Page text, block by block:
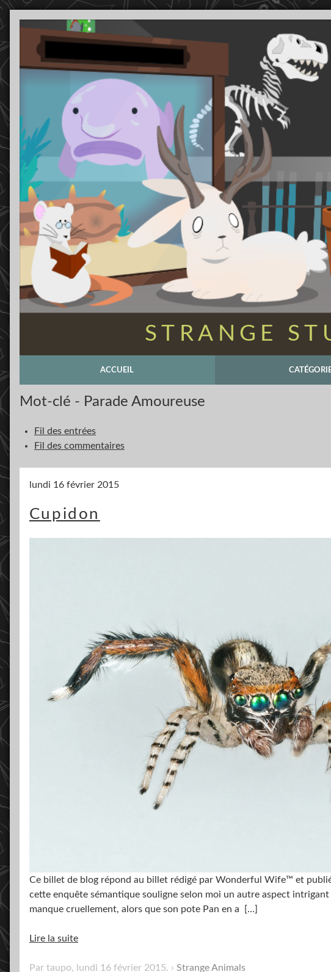
STRANGE
ACCUEIL
Mot-clé - Parade Amoureuse
Fil des entrées
Fil des commentaires
lundi 16 février 2015
Cupidon
Ce billet de blog répond au billet rédigé par Wonderful Wife™ et
cette enquête sémantique souligne selon moi un autre aspect
manque cruellement, alors que son pote Pan en a
[…]
Lire la suite
Par taupo, lundi 16 février 2015. Strange Animals